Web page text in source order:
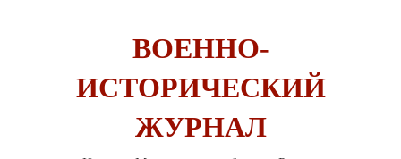
ВОЕННО-
ИСТОРИЧЕСКИЙ
ЖУРНАЛ